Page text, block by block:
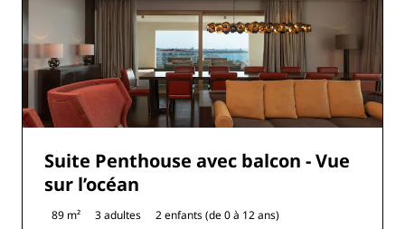
Suite Penthouse avec balcon - Vue
sur l’océan
89 m² 3 adultes
2 enfants (de 0 à 12 ans)